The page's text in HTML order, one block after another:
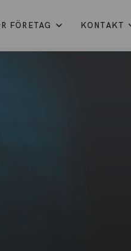
FÖRETAG KONTAKT